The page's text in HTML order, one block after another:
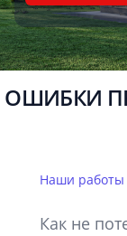
ОШИБКИ
Наши работы
Как не